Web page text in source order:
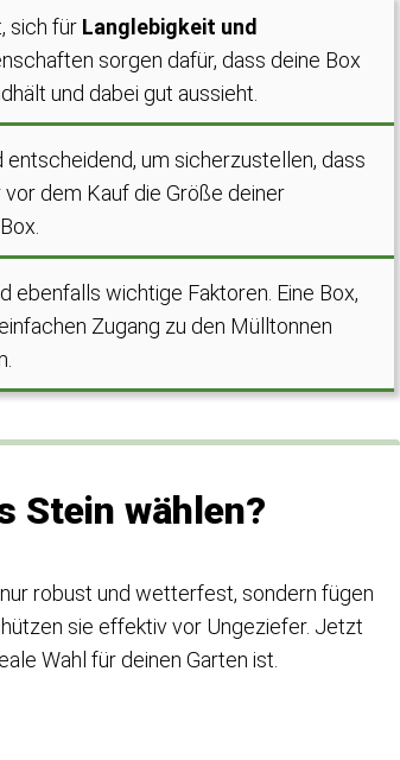
sich für Langlebigkeit und
sorgen dafür, dass deine Box
und dabei gut aussieht.
um sicherzustellen, dass
dem Kauf die Größe deiner
ebenfalls wichtige Faktoren. Eine Box,
Zugang zu den Mülltonnen
Stein wählen?
robust und wetterfest, sondern fügen
sie effektiv vor Ungeziefer. Jetzt
Wahl für deinen Garten ist.